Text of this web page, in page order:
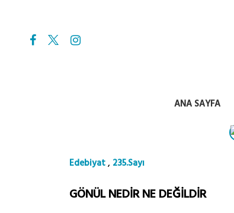
ANA SAYFA
Edebiyat, 235.Sayı
GÖNÜL NEDİR NE DEĞİLDİR